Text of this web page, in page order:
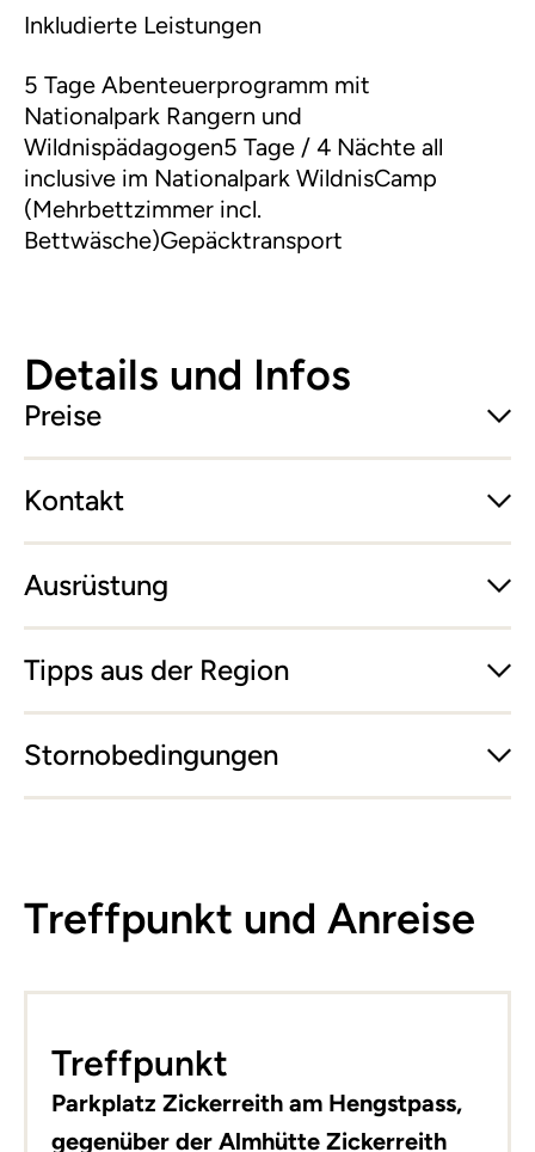
Inkludierte Leistungen
5 Tage Abenteuerprogramm mit
Nationalpark Rangern und
Wildnispädagogen5 Tage / 4 Nächte all
inclusive im Nationalpark WildnisCamp
(Mehrbettzimmer incl.
Bettwäsche)Gepäcktransport
Details und Infos
Preise
Kontakt
Ausrüstung
Tipps aus der Region
Stornobedingungen
Treffpunkt und Anreise
−
Treffpunkt
Parkplatz Zickerreith am Hengstpass,
gegenüber der Almhütte Zickerreith